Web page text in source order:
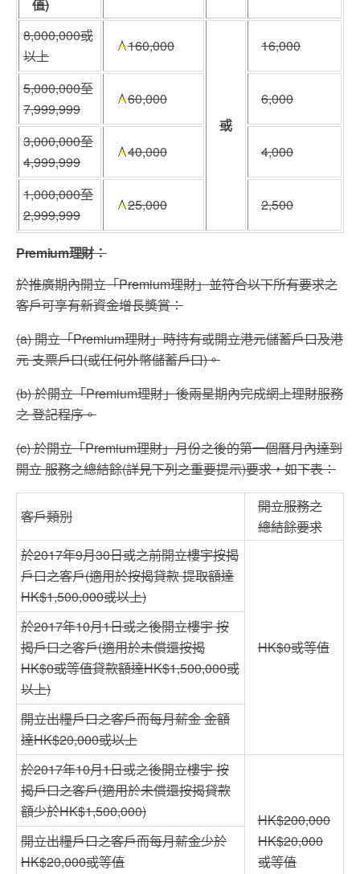
值)
8,000,000或
以上
160,000
或
16,000
5,000,000至
7,999,999
60,000 6,000
3,000,000至
4,999,999
40,000 4,000
1,000,000至
2,999,999
25,000 2,500
Premium理財：
於推廣期內開立「Premium理財」並符合以下所有要求之
客戶可享有新資金增長獎賞：
(a) 開立「Premium理財」時持有或開立港元儲蓄戶口及港
元 支票戶口(或任何外幣儲蓄戶口)。
(b) 於開立「Premium理財」後兩星期內完成網上理財服務
之 登記程序。
(c) 於開立「Premium理財」月份之後的第一個曆月內達到
開立 服務之總結餘(詳見下列之重要提示)要求，如下表：
客戶類別
開立服務之
總結餘要求
於2017年9月30日或之前開立樓宇按揭
戶口之客戶(適用於按揭貸款 提取額達
HK$1,500,000或以上)
HK$0或等值
於2017年10月1日或之後開立樓宇 按
揭戶口之客戶(適用於未償還按揭
HK$0或等值貸款額達HK$1,500,000或
以上)
開立出糧戶口之客戶而每月薪金 金額
達HK$20,000或以上
於2017年10月1日或之後開立樓宇 按
揭戶口之客戶(適用於未償還按揭貸款
額少於HK$1,500,000)
HK$200,000
HK$20,000
或等值
開立出糧戶口之客戶而每月薪金少於
HK$20,000或等值